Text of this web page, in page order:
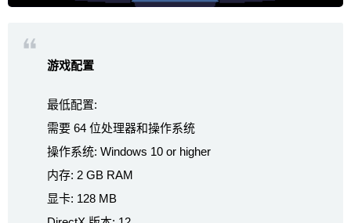
游戏配置
最低配置:
需要 64 位处理器和操作系统
操作系统: Windows 10 or higher
内存: 2 GB RAM
显卡: 128 MB